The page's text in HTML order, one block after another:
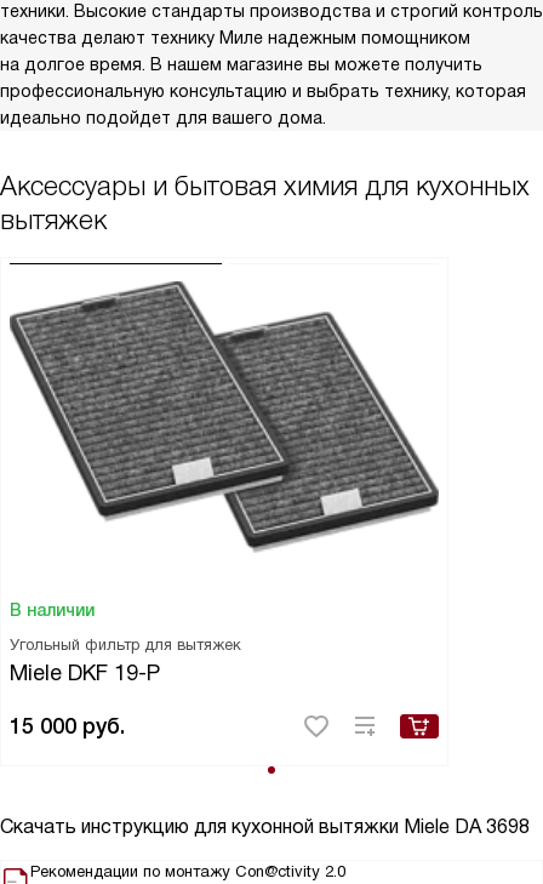
техники. Высокие стандарты производства и строгий контроль
качества делают технику Миле надежным помощником
на долгое время. В нашем магазине вы можете получить
профессиональную консультацию и выбрать технику, которая
идеально подойдет для вашего дома.
Аксессуары и бытовая химия для кухонных
вытяжек
В наличии
Угольный фильтр для вытяжек
Miele DKF 19-P
15 000 руб.
Скачать инструкцию для кухонной вытяжки Miele DA 3698
Рекомендации по монтажу Con@ctivity 2.0